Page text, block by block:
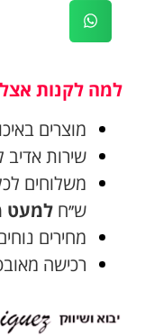
למה לקנות
מוצרים
שירות אדיב
ש׳׳ח למעט
מחירים
רכישה